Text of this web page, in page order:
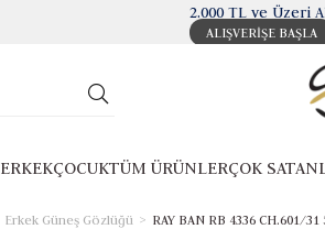
2.000 TL ve Üzeri
ALIŞVERİŞE BAŞLA
ERKEKÇOCUKTÜM ÜRÜNLERÇOK
Erkek Güneş Gözlüğü RAY BAN RB 4336 CH.601/